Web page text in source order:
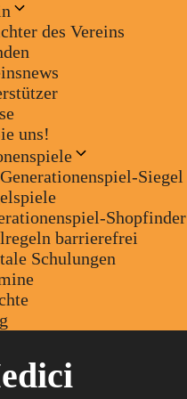
des Vereins
uns!
Siegel
Shopfinder
barrierefrei
Schulungen